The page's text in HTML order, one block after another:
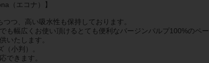
（エコナ）】
つ、高い吸水性も保持しております。
も幅広くお使い頂けるとても便利なバージンパルプ100%のペー
いたします。
小判）。
できます。